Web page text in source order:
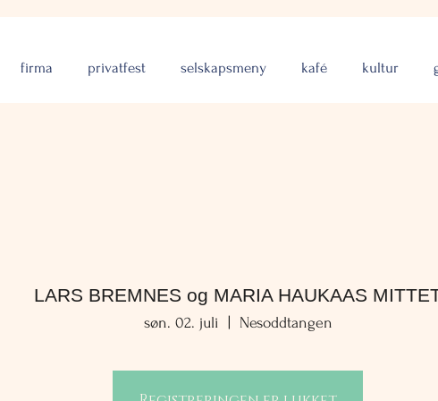
firma privatfest selskapsmeny kafé kultur
LARS BREMNES og MARIA HAUKAAS
søn. 02. juli Nesoddtangen